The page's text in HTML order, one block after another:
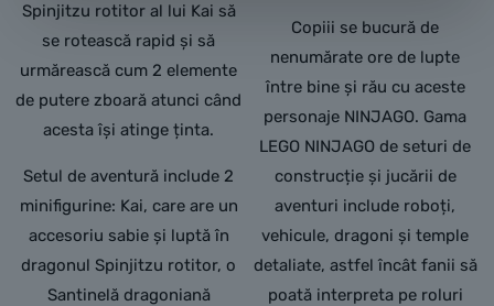
Spinjitzu rotitor al lui Kai să
se rotească rapid și să
urmărească cum 2 elemente
de putere zboară atunci când
acesta își atinge ținta.
Setul de aventură include 2
minifigurine: Kai, care are un
accesoriu sabie și luptă în
dragonul Spinjitzu rotitor, o
Santinelă dragoniană
Copiii se bucură de
nenumărate ore de lupte
între bine și rău cu aceste
personaje NINJAGO. Gama
LEGO NINJAGO de seturi de
construcție și jucării de
aventuri include roboți,
vehicule, dragoni și temple
detaliate, astfel încât fanii să
poată interpreta pe roluri